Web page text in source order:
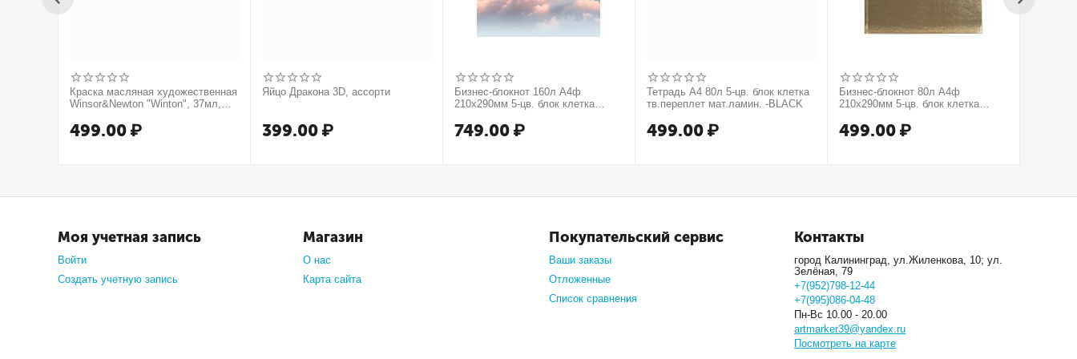
Краска масляная художественная
Winsor&Newton "Winton", 37мл,
499.00 ₽
Яйцо Дракона 3D, ассорти
399.00 ₽
Бизнес-блокнот 160л А4ф
210х290мм 5-цв. блок клетка
мат.ламин. -В моменте
749.00 ₽
Тетрадь А4 80л 5-цв. блок клетка
тв.переплет мат.ламин. -BLACK
499.00 ₽
Бизнес-блокнот 80л А4ф
210х290мм 5-цв. блок клетка
МЕТАЛЛИК серия Золото
499.00 ₽
Моя учетная запись
Войти
Создать учетную запись
Магазин
О нас
Карта сайта
Покупательский сервис
Ваши заказы
Отложенные
Список сравнения
Контакты
город Калининград, ул.Жиленкова, 10; ул.
Зелёная, 79
+7(952)798-12-44
+7(995)086-04-48
Пн-Вс 10.00 - 20.00
artmarker39@yandex.ru
Посмотреть на карте